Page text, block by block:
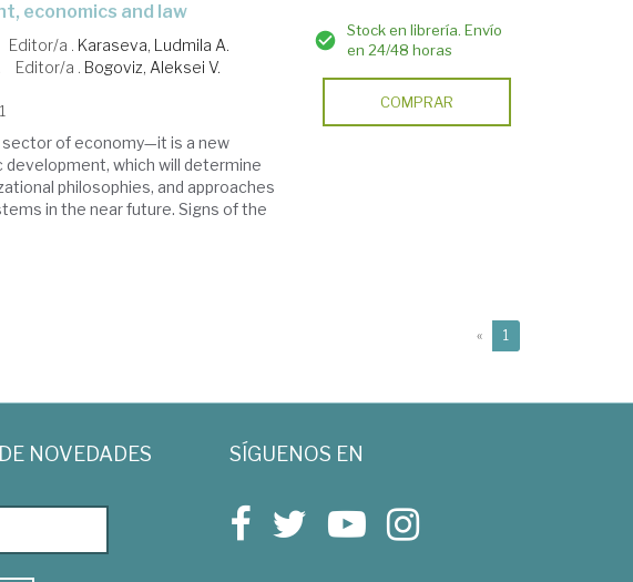
economics and law
Editor/a . Karaseva, Ludmila A.
Editor/a . Bogoviz, Aleksei V.
sector of economy—it is a new
which will determine
philosophies, and approaches
in the near future. Signs of the
Stock en librería. Envío
en 24/48 horas
COMPRAR
« 1
NOVEDADES SÍGUENOS EN